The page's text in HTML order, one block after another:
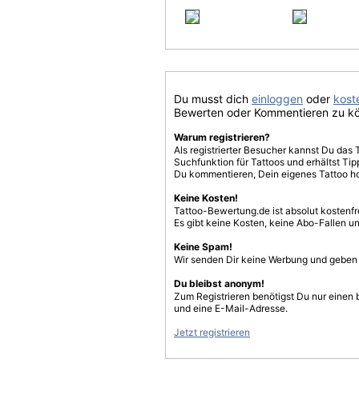
Du musst dich einloggen oder
Bewerten oder Kommentieren zu
Warum registrieren?
Als registrierter Besucher kannst Du
Suchfunktion für Tattoos und erhältst
Du kommentieren, Dein eigenes Tattoo
Keine Kosten!
Tattoo-Bewertung.de ist absolut
Es gibt keine Kosten, keine Abo-Fallen
Keine Spam!
Wir senden Dir keine Werbung und
Du bleibst anonym!
Zum Registrieren benötigst Du nur einen
und eine E-Mail-Adresse.
Jetzt registrieren